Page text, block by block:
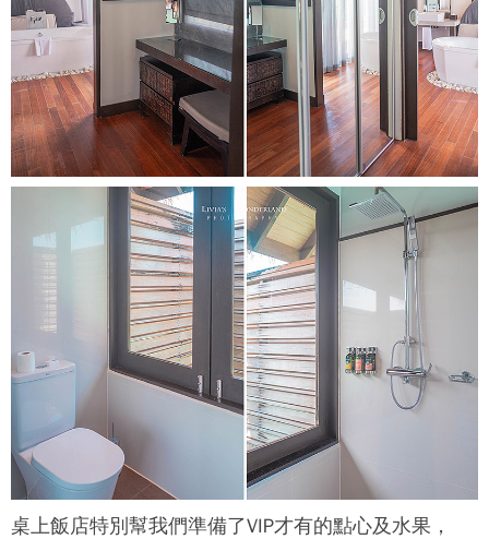
桌上飯店特別幫我們準備了VIP才有的點心及水果，